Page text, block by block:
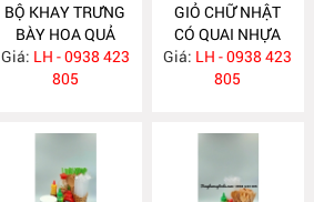
BỘ KHAY TRƯNG
BÀY HOA QUẢ
SIÊU THỊ NH322
Giá: LH - 0938 423
805
GIỎ CHỮ NHẬT
CÓ QUAI NHỰA
GIẢ MÂY NH320
Giá: LH - 0938 423
805